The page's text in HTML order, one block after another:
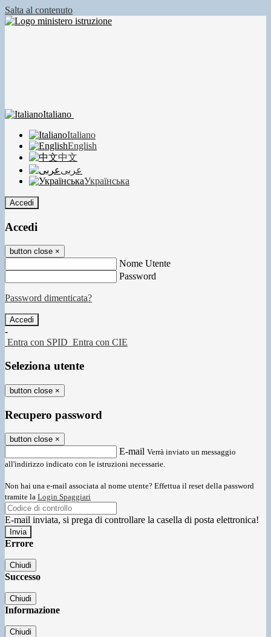
Salta al contenuto
Italiano
Italiano
English
中文
عربى
Українська
Accedi
Accedi
button close ×
Nome Utente
Password
Password dimenticata?
-
Entra con SPID Entra con CIE
Seleziona utente
button close ×
Recupero password
button close ×
E-mail Verrà inviato un messaggio
all'indirizzo indicato con le istruzioni necessarie.
Non hai una e-mail associata al nome utente? Effettua il reset della password
tramite la Login Spaggiari
E-mail inviata, si prega di controllare la casella di posta elettronica!
Errore
Chiudi
Successo
Chiudi
Informazione
Chiudi